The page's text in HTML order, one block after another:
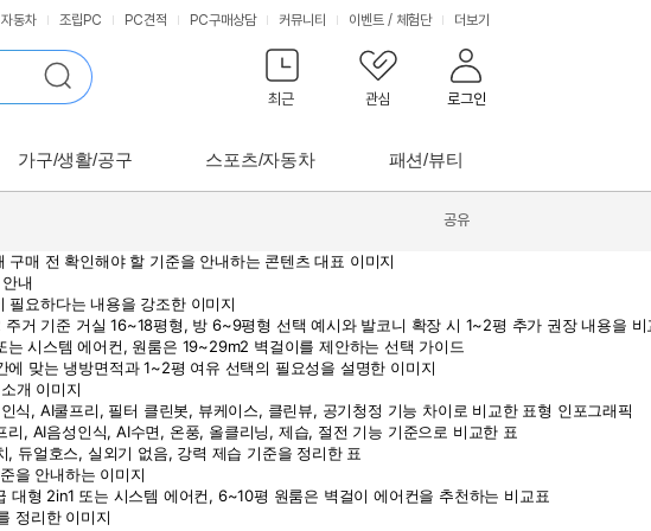
최근 관심 로그인
자동차 조립PC PC견적 PC구매상담 커뮤니티 이벤트 / 체험단 더보기
가구/생활/공구 스포츠/자동차 패션/뷰티
공유